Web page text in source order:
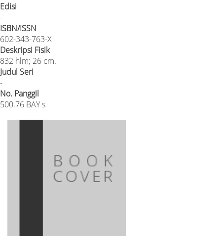
Edisi
-
ISBN/ISSN
602-343-763-X
Deskripsi Fisik
832 hlm; 26 cm.
Judul Seri
-
No. Panggil
500.76 BAY s